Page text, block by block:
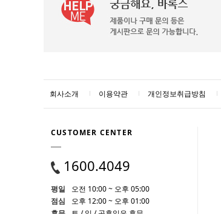
회사소개 이용약관 개인정보취급방침
CUSTOMER CENTER
1600.4049
평일
오전 10:00 ~ 오후 05:00
점심
오후 12:00 ~ 오후 01:00